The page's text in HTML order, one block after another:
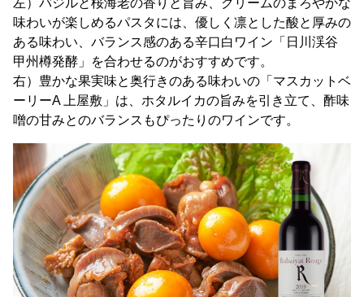
味わいが楽しめるパスタには、優しく凛とした酸と厚みの
ある味わい、バランス感のある辛口白ワイン「日川渓谷
甲州樽発酵」を合わせるのがおすすめです。
右）豊かな果実味と奥行きのある味わいの「マスカットベ
ーリーA 上屋敷」は、ホタルイカの旨みを引き立て、酢味
噌の甘みとのバランスもぴったりのワインです。